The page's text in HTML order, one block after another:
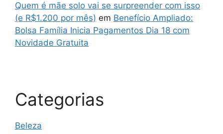
Quem é mãe solo vai se surpreender com isso
(e R$1.200 por mês) em Benefício Ampliado:
Bolsa Família Inicia Pagamentos Dia 18 com
Novidade Gratuita
Categorias
Beleza